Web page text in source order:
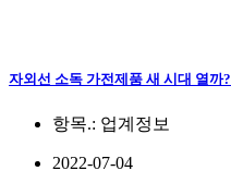
자외선 소독 가전제품 새 시대 열까?
항목.: 업계정보
2022-07-04